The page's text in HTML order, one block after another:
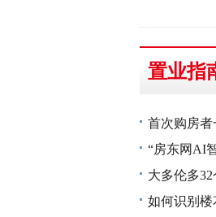
置业指
首次购房者
“房东网AI
大多伦多
如何识别楼